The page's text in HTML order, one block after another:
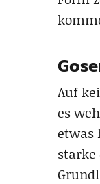
Auf
es
etwas
starke